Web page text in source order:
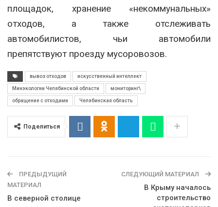
площадок, хранение «некоммунальных»
отходов, а также отслеживать
автомобилистов, чьи автомобили
препятствуют проезду мусоровозов.
вывоз отходов искусственный интеллект
Минэкологии Челябинской области мониторинг\
обращение с отходами Челябинская область
Поделиться
ПРЕДЫДУЩИЙ
МАТЕРИАЛ
В северной столице
СЛЕДУЮЩИЙ МАТЕРИАЛ
В Крыму началось
строительство